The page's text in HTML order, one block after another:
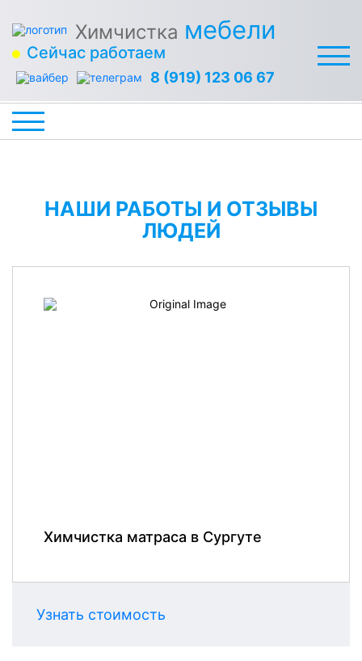
Химчистка мебели
Сейчас работаем
8 (919) 123 06 67
НАШИ РАБОТЫ И ОТЗЫВЫ
ЛЮДЕЙ
Химчистка матраса в Сургуте
Узнать стоимость